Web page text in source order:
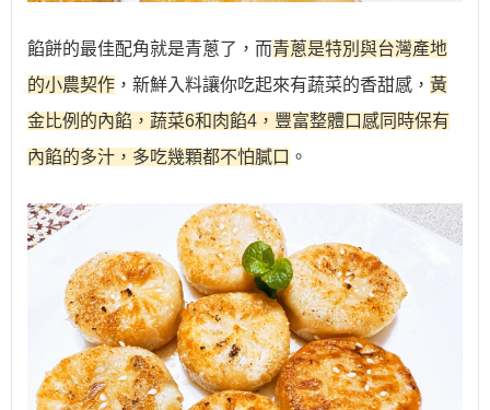
餡餅的最佳配角就是青蔥了，而青蔥是特別與台灣產地
的小農契作 ，新鮮入料讓你吃起來有蔬菜的香甜感， 黃
金比例的內餡，蔬菜6和肉餡4，豐富整體口感同時保有
內餡的多汁，多吃幾顆都不怕膩口 。